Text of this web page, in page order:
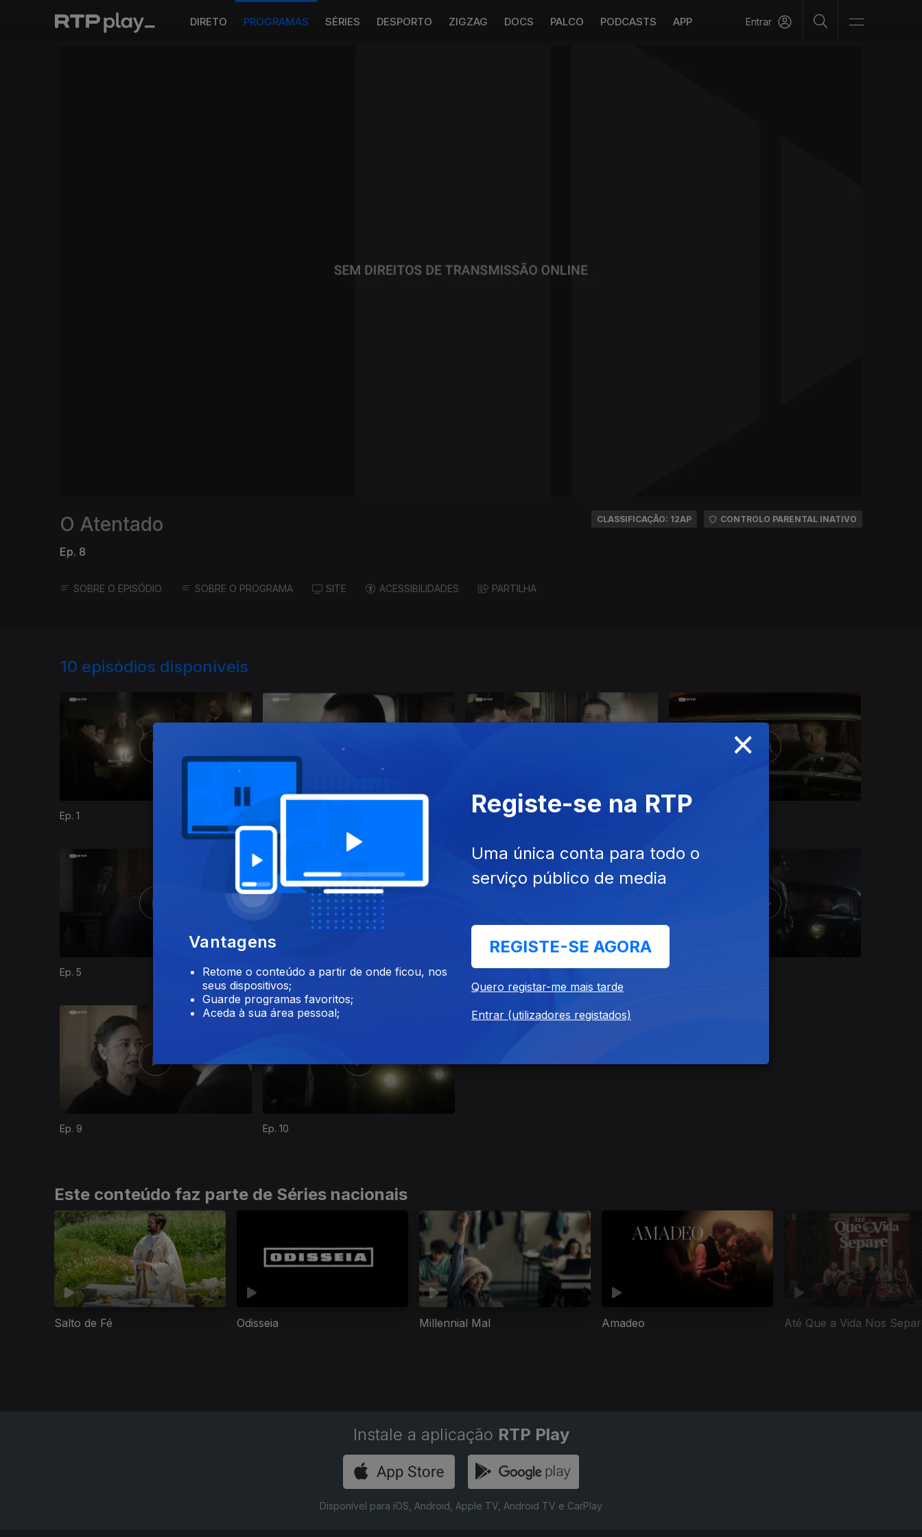
DIRETO PROGRAMAS SÉRIES DESPORTO ZIGZAG DOCS PALCO PODCASTS APP Entrar
O Atentado
Ep. 8
CLASSIFICAÇÃO: 12AP CONTROLO PARENTAL INATIVO
SOBRE O EPISÓDIO SOBRE O PROGRAMA SITE ACESSIBILIDADES PARTILHA
10 episódios disponíveis
Ep. 1 Ep. 3 Ep. 4
Ep. 5 Ep. 6 Ep. 7
Ep. 9 Ep. 10
824540
Este conteúdo faz parte de Séries nacionais
Salto de Fé Odisseia Millennial Mal Amadeo Até Que a Vida Nos
Instale a aplicação RTP Play
Disponível para iOS, Android, Apple TV, Android TV e CarPlay
×
Vantagens
Retome o conteúdo a partir de onde ficou, nos
seus dispositivos;
Guarde programas favoritos;
Aceda à sua área pessoal;
Registe-se na RTP
Uma única conta para todo o
serviço público de media
REGISTE-SE AGORA
Quero registar-me mais tarde
Entrar (utilizadores registados)